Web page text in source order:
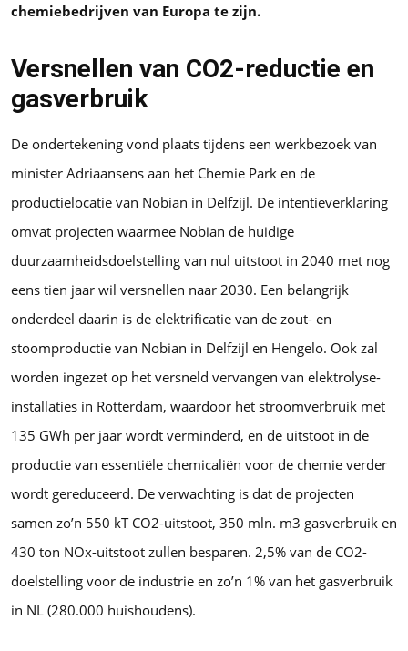
chemiebedrijven van Europa te zijn.
Versnellen van CO2-reductie en
gasverbruik
De ondertekening vond plaats tijdens een werkbezoek van
minister Adriaansens aan het Chemie Park en de
productielocatie van Nobian in Delfzijl. De intentieverklaring
omvat projecten waarmee Nobian de huidige
duurzaamheidsdoelstelling van nul uitstoot in 2040 met nog
eens tien jaar wil versnellen naar 2030. Een belangrijk
onderdeel daarin is de elektrificatie van de zout- en
stoomproductie van Nobian in Delfzijl en Hengelo. Ook zal
worden ingezet op het versneld vervangen van elektrolyse-
installaties in Rotterdam, waardoor het stroomverbruik met
135 GWh per jaar wordt verminderd, en de uitstoot in de
productie van essentiële chemicaliën voor de chemie verder
wordt gereduceerd. De verwachting is dat de projecten
samen zo’n 550 kT CO2-uitstoot, 350 mln. m3 gasverbruik en
430 ton NOx-uitstoot zullen besparen. 2,5% van de CO2-
doelstelling voor de industrie en zo’n 1% van het gasverbruik
in NL (280.000 huishoudens).